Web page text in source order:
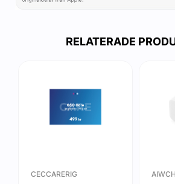
RELATERADE
CECCARERIG